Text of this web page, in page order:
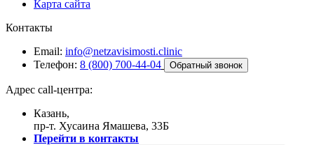
Карта сайта
Контакты
Email: info@netzavisimosti.clinic
Телефон: 8 (800) 700-44-04 Обратный звонок
Адрес call-центра:
Казань,
пр-т. Хусаина Ямашева, 33Б
Перейти в контакты